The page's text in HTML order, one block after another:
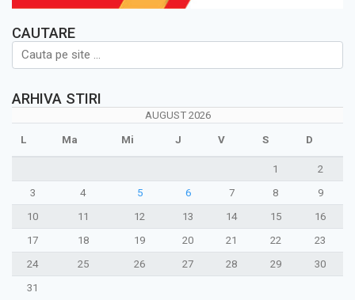
CAUTARE
ARHIVA STIRI
AUGUST 2026
L Ma Mi J V S D
1
2
3
4 5 6 7 8
9
10
11 12 13 14 15
16
17
18 19 20 21 22
23
24
25 26 27 28 29
30
31